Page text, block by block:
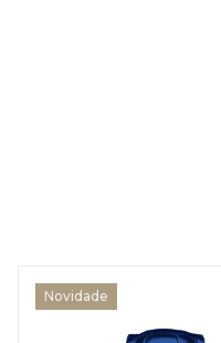
Novidade